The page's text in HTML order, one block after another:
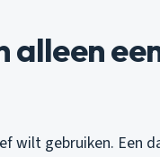
alleen
wilt gebruiken. Een